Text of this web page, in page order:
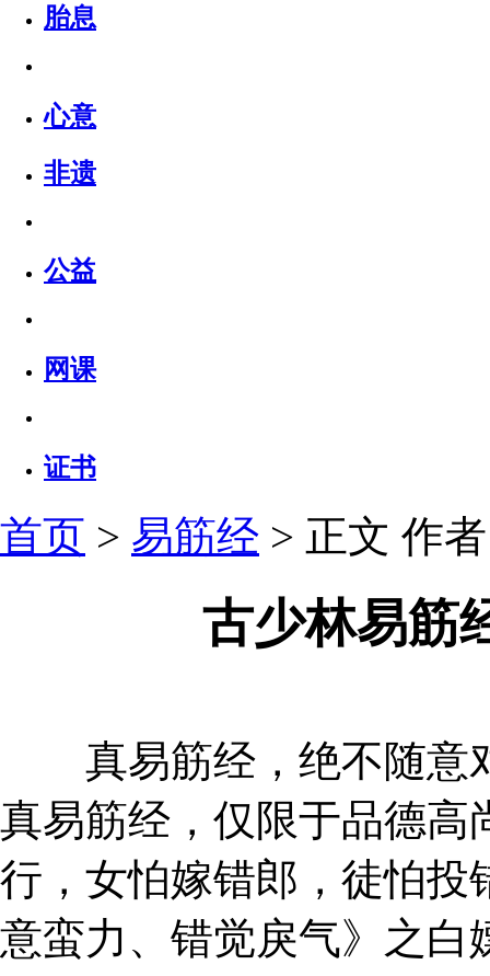
胎息
心意
非遗
公益
网课
证书
首页 > 易筋经 > 正文 作
古少林易筋
真易筋经，绝不随意
真易筋经，仅限于品德高
行，女怕嫁错郎，徒怕投
意蛮力、错觉戾气》之白